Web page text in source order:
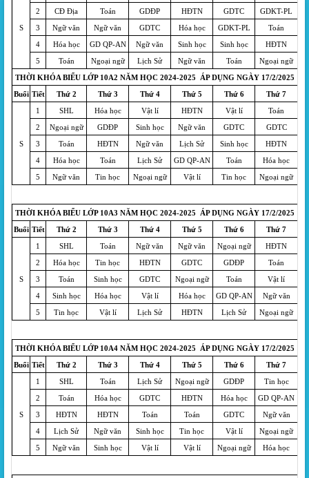
S
2
CĐ Địa Toán GDĐP HĐTN GDTC
GDKT-PL
3
Ngữ văn Ngữ văn GDTC Hóa học GDKT-PL
Toán
4
Hóa học GD QP-AN Ngữ văn Sinh học Sinh học
HĐTN
5
Toán Ngoại ngữ Lịch Sử Ngữ văn Toán
Ngoại ngữ
THỜI KHÓA BIỂU LỚP 10A2 NĂM HỌC 2024-2025 ÁP DỤNG NGÀY 17/2/2025
Buổi Tiết Thứ 2 Thứ 3 Thứ 4 Thứ 5 Thứ 6 Thứ 7
S
1 SHL Hóa học Vật lí HĐTN Vật lí
Toán
2
Ngoại ngữ GDĐP Sinh học Ngữ văn GDTC
GDTC
3
Toán HĐTN Ngữ văn Lịch Sử Sinh học
HĐTN
4
Hóa học Toán Lịch Sử GD QP-AN Toán
Hóa học
5
Ngữ văn Tin học Ngoại ngữ Vật lí Tin học Ngoại ngữ
THỜI KHÓA BIỂU LỚP 10A3 NĂM HỌC 2024-2025 ÁP DỤNG NGÀY 17/2/2025
Buổi Tiết Thứ 2 Thứ 3 Thứ 4 Thứ 5 Thứ 6 Thứ 7
S
1 SHL Toán Ngữ văn Ngữ văn Ngoại ngữ
HĐTN
2
Hóa học Tin học HĐTN GDTC GDĐP
Toán
3
Toán Sinh học GDTC Ngoại ngữ Toán
Vật lí
4
Sinh học Hóa học Vật lí Hóa học GD QP-AN
Ngữ văn
5
Tin học Vật lí Lịch Sử HĐTN Lịch Sử Ngoại ngữ
THỜI KHÓA BIỂU LỚP 10A4 NĂM HỌC 2024-2025 ÁP DỤNG NGÀY 17/2/2025
Buổi Tiết Thứ 2 Thứ 3 Thứ 4 Thứ 5 Thứ 6 Thứ 7
S
1 SHL Toán Lịch Sử Ngoại ngữ GDĐP
Tin học
2
Toán Hóa học GDTC HĐTN Hóa học
GD QP-AN
3
HĐTN HĐTN Toán Toán GDTC
Ngữ văn
4
Lịch Sử Ngữ văn Sinh học Tin học Vật lí
Ngoại ngữ
5
Ngữ văn Sinh học Vật lí Vật lí Ngoại ngữ Hóa học